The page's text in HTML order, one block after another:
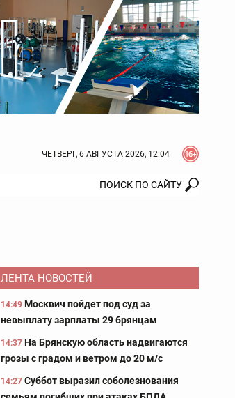
ЧЕТВЕРГ, 6 АВГУСТА 2026, 12:04
ЛЕНТА НОВОСТЕЙ
14:49 Москвич пойдет под суд за
невыплату зарплаты 29 брянцам
14:37 На Брянскую область надвигаются
грозы с градом и ветром до 20 м/с
14:27 Суббот выразил соболезнования